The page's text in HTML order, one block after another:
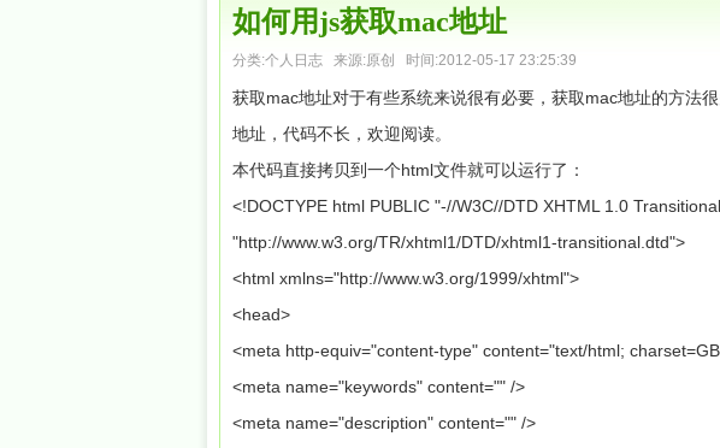
如何用js获取mac地址
分类:个人日志 来源:原创 时间:2012-05-17 23:25:39
获取mac地址对于有些系统来说很有必要，获取mac地址的方法
地址，代码不长，欢迎阅读。
本代码直接拷贝到一个html文件就可以运行了：
<!DOCTYPE html PUBLIC "-//W3C//DTD XHTML 1.0
"http://www.w3.org/TR/xhtml1/DTD/xhtml1-transitional.dtd">
<html xmlns="http://www.w3.org/1999/xhtml">
<head>
<meta http-equiv="content-type" content="text/html;
<meta name="keywords" content="" />
<meta name="description" content="" />